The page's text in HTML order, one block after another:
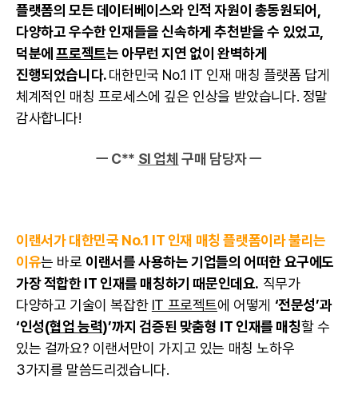
플랫폼의 모든 데이터베이스와 인적 자원이 총동원되어,
다양하고 우수한 인재들을 신속하게 추천받을 수 있었고,
덕분에 프로젝트는 아무런 지연 없이 완벽하게
진행되었습니다.대한민국 No.1 IT 인재 매칭 플랫폼 답게
체계적인 매칭 프로세스에 깊은 인상을 받았습니다. 정말
감사합니다!
ㅡ C** SI 업체 구매 담당자 ㅡ
이랜서가 대한민국 No.1 IT 인재 매칭 플랫폼이라 불리는
이유는 바로 이랜서를 사용하는 기업들의 어떠한 요구에도
가장 적합한 IT 인재를 매칭하기 때문인데요. 직무가
다양하고 기술이 복잡한 IT 프로젝트에 어떻게 ‘전문성’과
‘인성(협업 능력)’까지 검증된 맞춤형 IT 인재를 매칭할 수
있는 걸까요? 이랜서만이 가지고 있는 매칭 노하우
3가지를 말씀드리겠습니다.